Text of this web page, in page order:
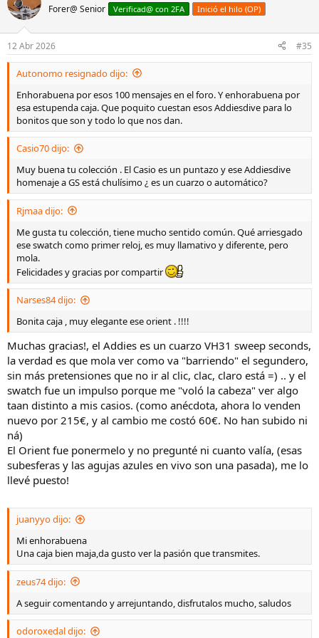
c
i
e
s
Forer@ Senior Verificad@ con 2FA Inició el hilo (OP)
12 Abr 2026 #35
Autonomo resignado dijo:
Enhorabuena por esos 100 mensajes en el foro. Y enhorabuena por
esa estupenda caja. Que poquito cuestan esos Addiesdive para lo
bonitos que son y todo lo que nos dan.
Casio70 dijo:
Muy buena tu colección . El Casio es un puntazo y ese Addiesdive
homenaje a GS está chulísimo ¿ es un cuarzo o automático?
Rjmaa dijo:
Me gusta tu colección, tiene mucho sentido común. Qué arriesgado
ese swatch como primer reloj, es muy llamativo y diferente, pero
mola.
Felicidades y gracias por compartir
Narses84 dijo:
Bonita caja , muy elegante ese orient . !!!!
Muchas gracias!, el Addies es un cuarzo VH31 sweep seconds,
la verdad es que mola ver como va "barriendo" el segundero,
sin más pretensiones que no ir al clic, clac, claro está =) .. y el
swatch fue un impulso porque me "voló la cabeza" ver algo
taan distinto a mis casios. (como anécdota, ahora lo venden
nuevo por 215€, y al cambio me costó 60€. No han subido ni
ná)
El Orient fue ponermelo y no pregunté ni cuanto valía, (esas
subesferas y las agujas azules en vivo son una pasada), me lo
llevé puesto!
juanyyo dijo:
Mi enhorabuena
Una caja bien maja,da gusto ver la pasión que transmites.
zeus74 dijo:
A seguir comentando y arrejuntando, disfrutalos mucho, saludos
odoroxedal dijo: